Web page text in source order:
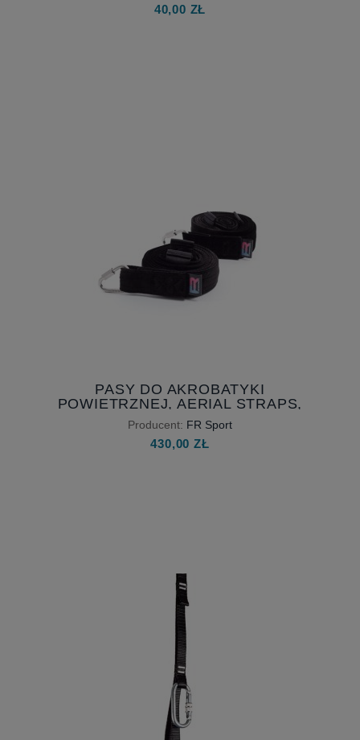
40,00 ZŁ
PASY DO AKROBATYKI
POWIETRZNEJ, AERIAL STRAPS,
SZTRABATY - PARA - OBSZYTE
AKSAMITEM
Producent: FR Sport
430,00 ZŁ